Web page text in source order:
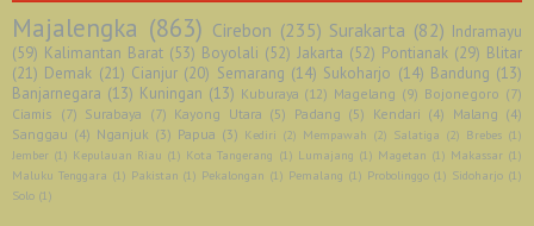
Majalengka (863) Cirebon (235) Surakarta (82) Indramayu
(59) Kalimantan Barat (53) Boyolali (52) Jakarta (52) Pontianak (29) Blitar
(21) Demak (21) Cianjur (20) Semarang (14) Sukoharjo (14) Bandung (13)
Banjarnegara (13) Kuningan (13) Kuburaya (12) Magelang (9) Bojonegoro (7)
Ciamis (7) Surabaya (7) Kayong Utara (5) Padang (5) Kendari (4) Malang (4)
Sanggau (4) Nganjuk (3) Papua (3) Kediri (2) Mempawah (2) Salatiga (2) Brebes (1)
Jember (1) Kepulauan Riau (1) Kota Tangerang (1) Lumajang (1) Magetan (1) Makassar (1)
Maluku Tenggara (1) Pakistan (1) Pekalongan (1) Pemalang (1) Probolinggo (1) Sidoharjo (1)
Solo (1)